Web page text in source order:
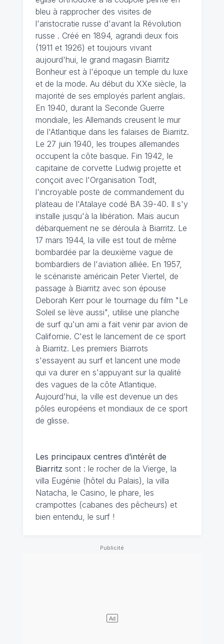
bleu à rapprocher des visites de
l'aristocratie russe d'avant la Révolution
russe . Créé en 1894, agrandi deux fois
(1911 et 1926) et toujours vivant
aujourd'hui, le grand magasin Biarritz
Bonheur est à l'époque un temple du luxe
et de la mode. Au début du XXe siècle, la
majorité de ses employés parlent anglais.
En 1940, durant la Seconde Guerre
mondiale, les Allemands creusent le mur
de l'Atlantique dans les falaises de Biarritz.
Le 27 juin 1940, les troupes allemandes
occupent la côte basque. Fin 1942, le
capitaine de corvette Ludwig projette et
conçoit avec l'Organisation Todt,
l'incroyable poste de commandement du
plateau de l'Atalaye codé BA 39-40. Il s'y
installe jusqu'à la libération. Mais aucun
débarquement ne se déroula à Biarritz. Le
17 mars 1944, la ville est tout de même
bombardée par la deuxième vague de
bombardiers de l'aviation alliée. En 1957,
le scénariste américain Peter Viertel, de
passage à Biarritz avec son épouse
Deborah Kerr pour le tournage du film "Le
Soleil se lève aussi", utilise une planche
de surf qu'un ami a fait venir par avion de
Californie. C'est le lancement de ce sport
à Biarritz. Les premiers Biarrots
s'essayent au surf et lancent une mode
qui va durer en s'appuyant sur la qualité
des vagues de la côte Atlantique.
Aujourd'hui, la ville est devenue un des
pôles européens et mondiaux de ce sport
de glisse.
Les principaux centres d’intérêt de
Biarritz sont : le rocher de la Vierge, la
villa Eugénie (hôtel du Palais), la villa
Natacha, le Casino, le phare, les
crampottes (cabanes des pêcheurs) et
bien entendu, le surf !